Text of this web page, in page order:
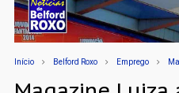
Início Belford Roxo Emprego